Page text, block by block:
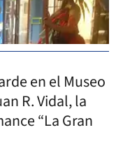
en el Museo
R. Vidal, la
“La Gran